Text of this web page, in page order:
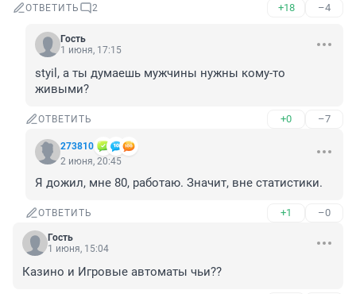
ОТВЕТИТЬ 2 +18 –4
Гость
1 июня, 17:15
styil, а ты думаешь мужчины нужны кому-то
живыми?
ОТВЕТИТЬ +0 –7
273810
2 июня, 20:45
Я дожил, мне 80, работаю. Значит, вне статистики.
ОТВЕТИТЬ +1 –0
Гость
1 июня, 15:04
Казино и Игровые автоматы чьи??